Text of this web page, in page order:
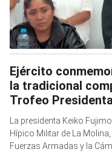
Ejército
la tradicional
Trofeo
La presidenta Keiko
Hípico Militar de La
Fuerzas Armadas y la